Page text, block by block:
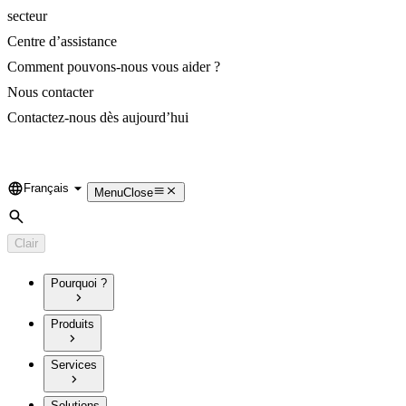
secteur
Centre d’assistance
Comment pouvons-nous vous aider ?
Nous contacter
Contactez-nous dès aujourd’hui
Language
Français MenuClose
Rechercher
Clair
Pourquoi ?
Produits
Services